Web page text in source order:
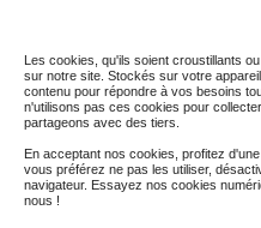
Les cookies, qu'ils soient croustillants
sur notre site. Stockés sur votre
contenu pour répondre à vos besoins
n'utilisons pas ces cookies pour
partageons avec des tiers.
En acceptant nos cookies, profitez
vous préférez ne pas les utiliser,
navigateur. Essayez nos cookies
nous !
5 036 974 visites depuis le 01